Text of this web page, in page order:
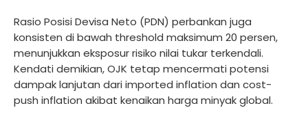
Rasio Posisi Devisa Neto (PDN) perbankan juga
konsisten di bawah threshold maksimum 20 persen,
menunjukkan eksposur risiko nilai tukar terkendali.
Kendati demikian, OJK tetap mencermati potensi
dampak lanjutan dari imported inflation dan cost-
push inflation akibat kenaikan harga minyak global.